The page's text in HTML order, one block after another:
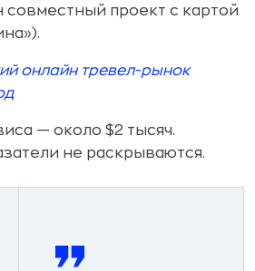
совместный проект с картой
онлайн тревел-рынок
— около $2 тысяч.
не раскрываются.